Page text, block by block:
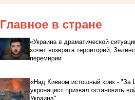
Главное в стране
«Украина в драматической
хочет возврата территорий,
перемирии
«Над Киевом истошный крик - "За
укронацист призвал остановить
Украина"